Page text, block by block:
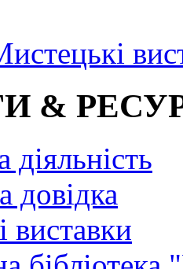
&
довідка
виставки